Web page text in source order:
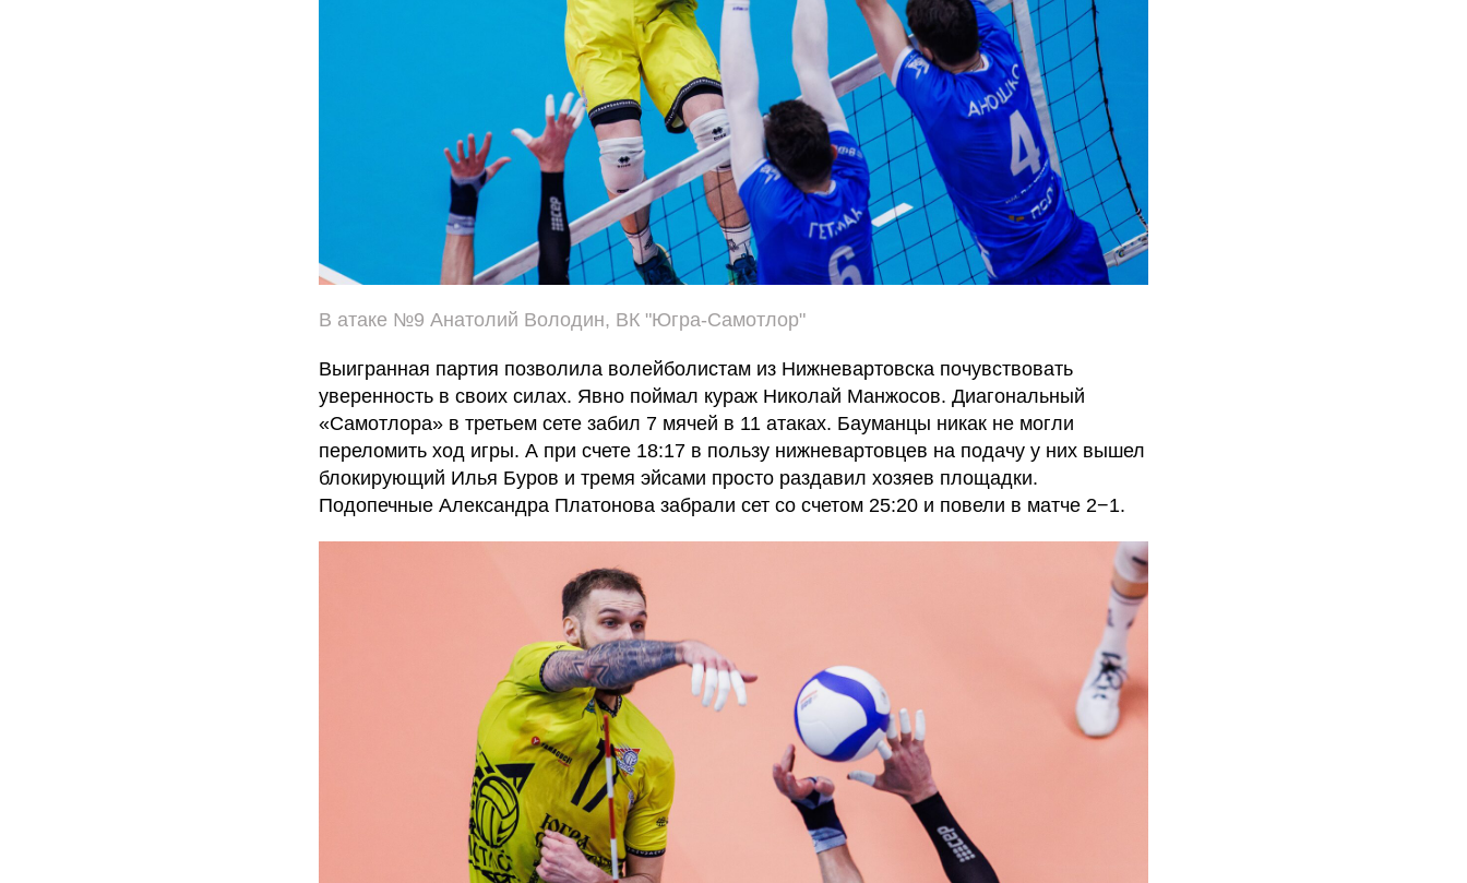
В атаке №9 Анатолий Володин, ВК "Югра-Самотлор"
Выигранная партия позволила волейболистам из Нижневартовска почувствовать
уверенность в своих силах. Явно поймал кураж Николай Манжосов. Диагональный
«Самотлора» в третьем сете забил 7 мячей в 11 атаках. Бауманцы никак не могли
переломить ход игры. А при счете 18:17 в пользу нижневартовцев на подачу у них вышел
блокирующий Илья Буров и тремя эйсами просто раздавил хозяев площадки.
Подопечные Александра Платонова забрали сет со счетом 25:20 и повели в матче 2−1.